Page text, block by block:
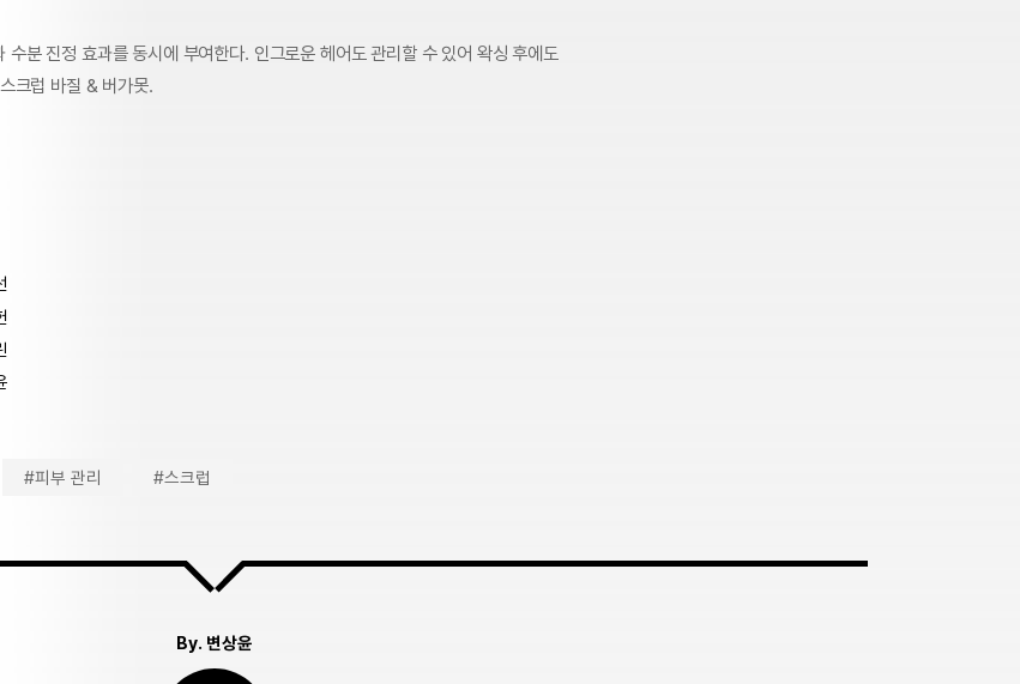
수분 진정 효과를 동시에 부여한다. 인그로운 헤어도 관리할 수 있어 왁싱 후에도
크럽 바질 & 버가못.
#피부 관리 #스크럽
By. 변상윤